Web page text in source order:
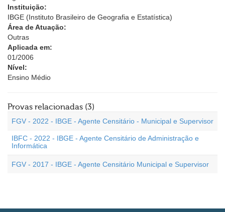
Instituição:
IBGE (Instituto Brasileiro de Geografia e Estatística)
Área de Atuação:
Outras
Aplicada em:
01/2006
Nível:
Ensino Médio
Provas relacionadas (3)
FGV - 2022 - IBGE - Agente Censitário - Municipal e Supervisor
IBFC - 2022 - IBGE - Agente Censitário de Administração e
Informática
FGV - 2017 - IBGE - Agente Censitário Municipal e Supervisor